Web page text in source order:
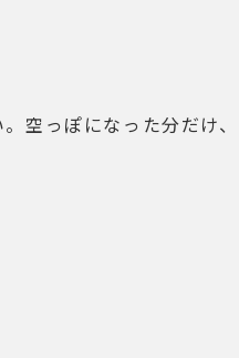
空っぽになった分だけ